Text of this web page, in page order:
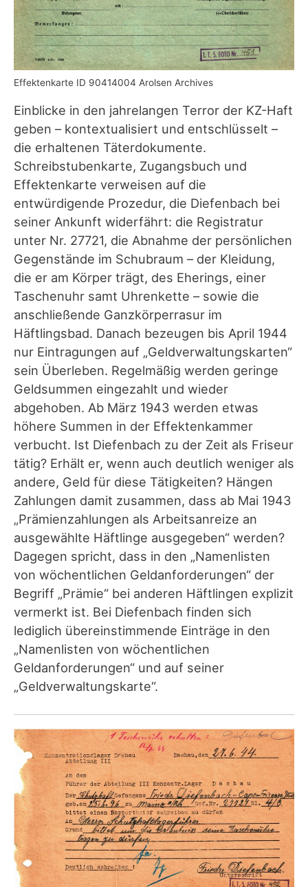
Effektenkarte ID 90414004 Arolsen Archives
Einblicke in den jahrelangen Terror der KZ-Haft
geben – kontextualisiert und entschlüsselt –
die erhaltenen Täterdokumente.
Schreibstubenkarte, Zugangsbuch und
Effektenkarte verweisen auf die
entwürdigende Prozedur, die Diefenbach bei
seiner Ankunft widerfährt: die Registratur
unter Nr. 27721, die Abnahme der persönlichen
Gegenstände im Schubraum – der Kleidung,
die er am Körper trägt, des Eherings, einer
Taschenuhr samt Uhrenkette – sowie die
anschließende Ganzkörperrasur im
Häftlingsbad. Danach bezeugen bis April 1944
nur Eintragungen auf „Geldverwaltungskarten“
sein Überleben. Regelmäßig werden geringe
Geldsummen eingezahlt und wieder
abgehoben. Ab März 1943 werden etwas
höhere Summen in der Effektenkammer
verbucht. Ist Diefenbach zu der Zeit als Friseur
tätig? Erhält er, wenn auch deutlich weniger als
andere, Geld für diese Tätigkeiten? Hängen
Zahlungen damit zusammen, dass ab Mai 1943
„Prämienzahlungen als Arbeitsanreize an
ausgewählte Häftlinge ausgegeben“ werden?
Dagegen spricht, dass in den „Namenlisten
von wöchentlichen Geldanforderungen“ der
Begriff „Prämie“ bei anderen Häftlingen explizit
vermerkt ist. Bei Diefenbach finden sich
lediglich übereinstimmende Einträge in den
„Namenlisten von wöchentlichen
Geldanforderungen“ und auf seiner
„Geldverwaltungskarte“.